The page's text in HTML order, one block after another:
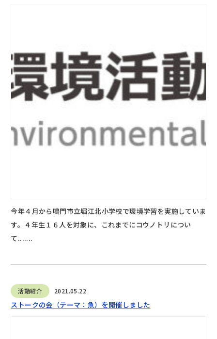
今年４月から鳴門市立堀江北小学校で環境学習を実施していま
す。４年生１６人を対象に、これまでにコウノトリについ
て.......
活動紹介 2021.05.22
ストークの会（テーマ：魚）を開催しました